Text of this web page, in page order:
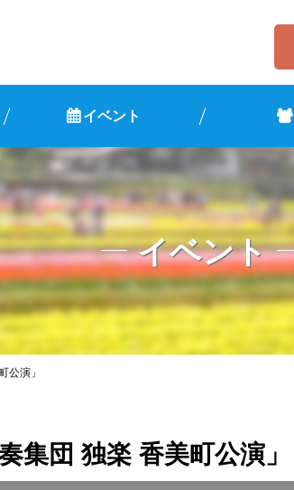
イベント
イベント
公演」
集団 独楽 香美町公演」